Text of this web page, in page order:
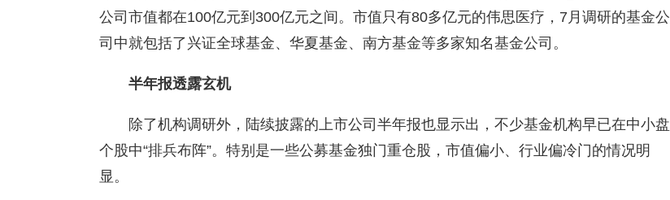
公司市值都在100亿元到300亿元之间。市值只有80多亿元的伟思医疗，7月调研的基金公
司中就包括了兴证全球基金、华夏基金、南方基金等多家知名基金公司。
半年报透露玄机
除了机构调研外，陆续披露的上市公司半年报也显示出，不少基金机构早已在中小盘
个股中“排兵布阵”。特别是一些公募基金独门重仓股，市值偏小、行业偏冷门的情况明
显。